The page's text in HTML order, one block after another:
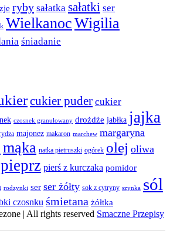
ryby sałatka sałatki ser
WielkanocWigilia
śniadanie
cukier puder cukier
czosnek granulowany drożdże jabłka jajka
majonez makaron marchew margaryna
mąka natka pietruszki ogórek olej oliwa
pieprz pierś z kurczaka pomidor
rodzynki ser ser żółty sok z cytryny szynka sól
czosnku śmietana żółtka
| All rights reserved Smaczne Przepisy